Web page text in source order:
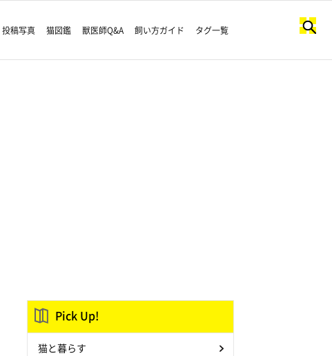
投稿写真 猫図鑑 獣医師Q&A 飼い方ガイド タグ一覧
Pick Up!
猫と暮らす